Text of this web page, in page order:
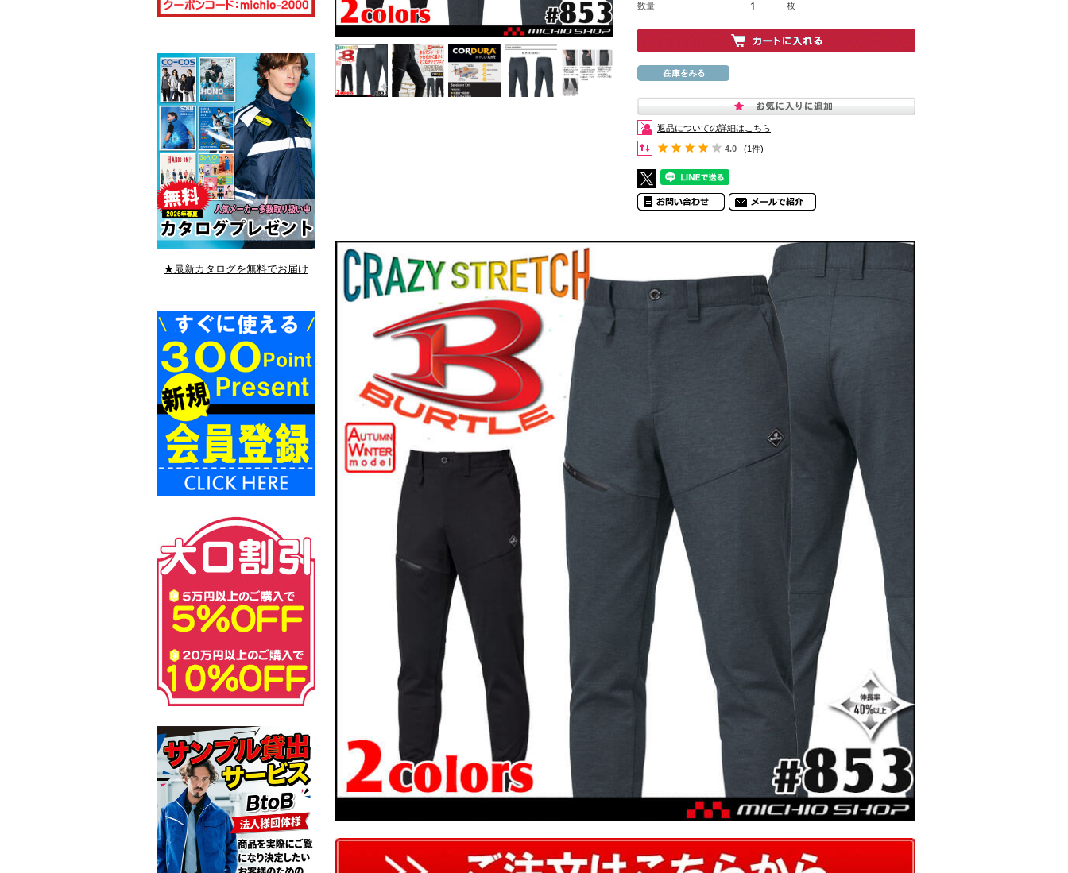
数量: 枚
返品についての詳細はこちら
4.0 (1件)
★最新カタログを無料でお届け